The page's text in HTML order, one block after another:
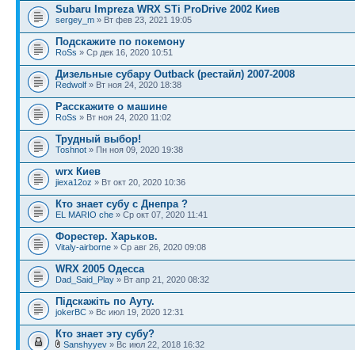
Subaru Impreza WRX STi ProDrive 2002 Киев
sergey_m » Вт фев 23, 2021 19:05
Подскажите по покемону
RoSs » Ср дек 16, 2020 10:51
Дизельные субару Outback (рестайл) 2007-2008
Redwolf » Вт ноя 24, 2020 18:38
Расскажите о машине
RoSs » Вт ноя 24, 2020 11:02
Трудный выбор!
Toshnot » Пн ноя 09, 2020 19:38
wrx Киев
jiexa12oz » Вт окт 20, 2020 10:36
Кто знает субу с Днепра ?
EL MARIO che » Ср окт 07, 2020 11:41
Форестер. Харьков.
Vitaly-airborne » Ср авг 26, 2020 09:08
WRX 2005 Одесса
Dad_Said_Play » Вт апр 21, 2020 08:32
Підскажіть по Ауту.
jokerBC » Вс июл 19, 2020 12:31
Кто знает эту субу?
Sanshyyev » Вс июл 22, 2018 16:32